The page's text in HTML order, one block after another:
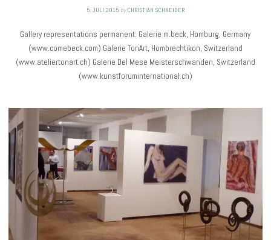
5. JULI 2015 byCHRISTIAN SCHNEIDER
Gallery representations permanent: Galerie m.beck, Homburg, Germany
(www.comebeck.com) Galerie TonArt, Hombrechtikon, Switzerland
(www.ateliertonart.ch) Galerie Del Mese Meisterschwanden, Switzerland
(www.kunstforuminternational.ch)